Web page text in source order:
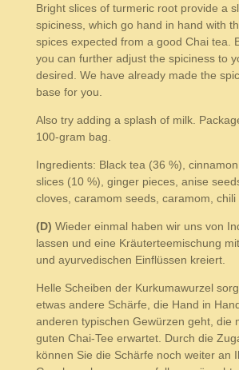
Bright slices of turmeric root provide a
spiciness, which go hand in hand with
spices expected from a good Chai tea.
you can further adjust the spiciness to
desired. We have already made the
base for you.
Also try adding a splash of milk.
100-gram bag.
Ingredients: Black tea (36 %),
slices (10 %), ginger pieces, anise
cloves, caramom seeds, caramom, chili
(D) Wieder einmal haben wir uns von
lassen und eine Kräuterteemischung
und ayurvedischen Einflüssen kreiert.
Helle Scheiben der Kurkumawurzel
etwas andere Schärfe, die Hand in
anderen typischen Gewürzen geht, die
guten Chai-Tee erwartet. Durch die
können Sie die Schärfe noch weiter an